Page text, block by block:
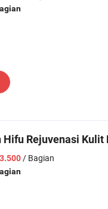
Rejuvenasi
/ Bagian